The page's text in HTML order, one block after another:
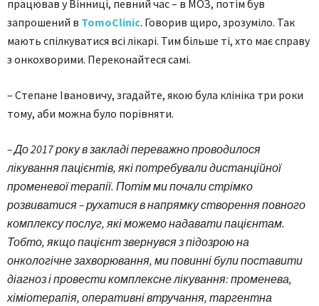
працював у Він­ниці, певний час – в МОЗ, потім був
запрошений в TomoClinic. Говорив щиро, зрозуміло. Так
мають спілкуватися всі лікарі. Тим більше ті, хто має справу
з онкохворими. Переконайтеся самі.
– Степане Івановичу, згадайте, якою була клініка три роки
тому, аби можна було порівняти.
– До 2017 року в закладі переважно проводилося
лікування пацієнтів, які потребували дистанційної
променевої терапії. Потім ми почали стрімко
розвиватися – рухатися в напрямку створення повного
комплексу послуг, які можемо надавати пацієнтам.
Тобто, якщо пацієнт звернувся з підозрою на
онкологічне захворювання, ми повинні були поставити
діагноз і провести комплексне лікування: променева,
хіміотерапія, оперативні втручання, таргентна